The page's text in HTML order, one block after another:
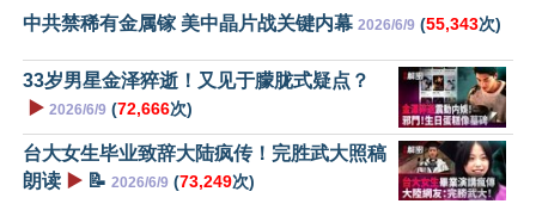
中共禁稀有金属镓 美中晶片战关键内幕 2026/6/9 (55,343次)
33岁男星金泽猝逝！又见于朦胧式疑点？
▶️ 2026/6/9 (72,666次)
台大女生毕业致辞大陆疯传！完胜武大照稿
朗读 ▶️ 📝 2026/6/9 (73,249次)